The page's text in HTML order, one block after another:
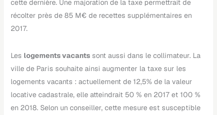
cette dernière. Une majoration de la taxe permettrait de
récolter près de 85 M€ de recettes supplémentaires en
2017.
Les logements vacants sont aussi dans le collimateur. La
ville de Paris souhaite ainsi augmenter la taxe sur les
logements vacants : actuellement de 12,5% de la valeur
locative cadastrale, elle atteindrait 50 % en 2017 et 100 %
en 2018. Selon un conseiller, cette mesure est susceptible